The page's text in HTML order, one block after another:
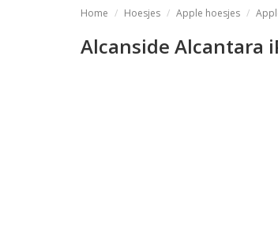
Home Hoesjes Apple hoesjes
Alcanside Alcantara